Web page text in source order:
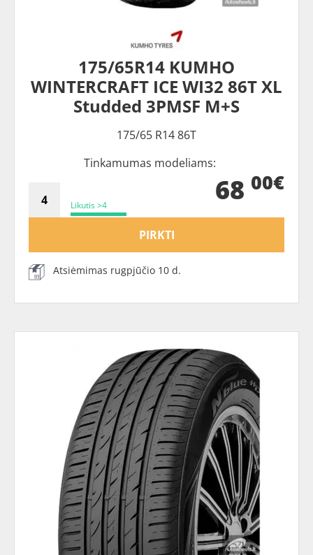
175/65R14 KUMHO
WINTERCRAFT ICE WI32 86T XL
Studded 3PMSF M+S
175/65 R14 86T
Tinkamumas modeliams:
Likutis >4 68 00€
PIRKTI
Atsiėmimas rugpjūčio 10 d.